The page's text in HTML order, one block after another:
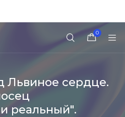
0
Львиное сердце.
реальный".